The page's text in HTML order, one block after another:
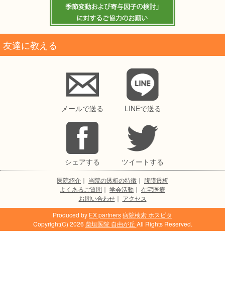
友達に教える
メールで送る LINEで送る
シェアする ツイートする
医院紹介 ｜ 当院の透析の特徴 ｜ 腹膜透析
よくあるご質問 ｜ 学会活動 ｜ 在宅医療
お問い合わせ｜ アクセス
Produced by EX partners病院検索 ホスピタ
Copyright(C) 2026 柴垣医院 自由が丘 All Rights Reserved.